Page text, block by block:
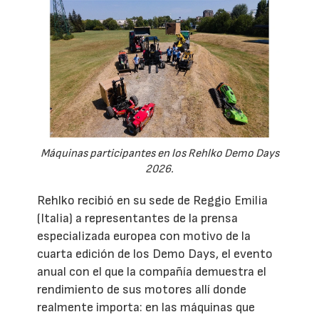
Máquinas participantes en los Rehlko Demo Days
2026.
Rehlko recibió en su sede de Reggio Emilia
(Italia) a representantes de la prensa
especializada europea con motivo de la
cuarta edición de los Demo Days, el evento
anual con el que la compañía demuestra el
rendimiento de sus motores allí donde
realmente importa: en las máquinas que